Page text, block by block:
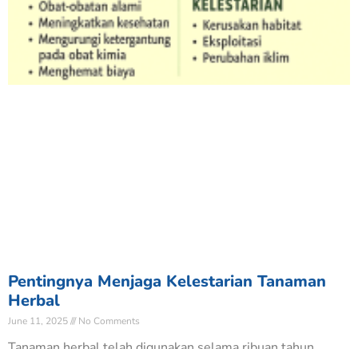
N
Nabilah Zulfaa
Baru saja Donasi di BERBAGI BERAS UNTUK
Verified - 25 hari yang lalu
Pentingnya Menjaga Kelestarian Tanaman
Herbal
June 11, 2025 No Comments